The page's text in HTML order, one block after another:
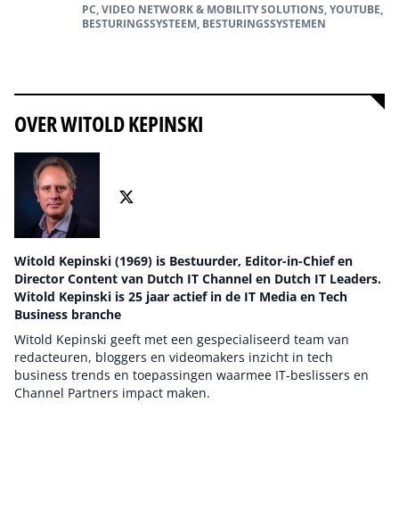
PC, VIDEO NETWORK & MOBILITY SOLUTIONS, YOUTUBE,
BESTURINGSSYSTEEM, BESTURINGSSYSTEMEN
OVER WITOLD KEPINSKI
Witold Kepinski (1969) is Bestuurder, Editor-in-Chief en
Director Content van Dutch IT Channel en Dutch IT Leaders.
Witold Kepinski is 25 jaar actief in de IT Media en Tech
Business branche
Witold Kepinski geeft met een gespecialiseerd team van
redacteuren, bloggers en videomakers inzicht in tech
business trends en toepassingen waarmee IT-beslissers en
Channel Partners impact maken.